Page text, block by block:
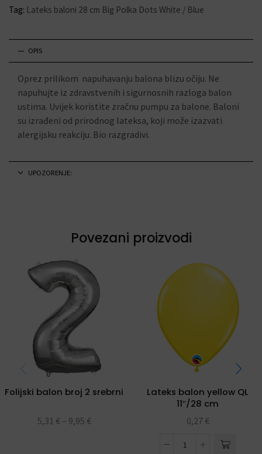
Tag: Lateks baloni 28 cm Big Polka Dots White / Blue
OPIS
Oprez prilikom napuhavanju balona blizu očiju. Ne
napuhujte iz zdravstvenih i sigurnosnih razloga balon
ustima. Uvijek koristite zračnu pumpu za balone. Baloni
su izrađeni od prirodnog lateksa, koji može izazvati
alergijsku reakciju. Bio razgradivi.
UPOZORENJE:
Povezani proizvodi
Folijski balon broj 2 srebrni
5,31 € – 9,95 €
Lateks balon yellow QL
11″/28 cm
0,27 €